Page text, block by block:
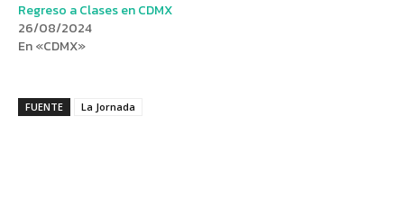
Regreso a Clases en CDMX
26/08/2024
En «CDMX»
FUENTE La Jornada